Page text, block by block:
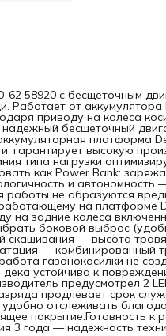
объемом
шума —
62 58920 с бесщеточным
Работает от
приводу на колеса
бесщеточный
платформа
гарантирует высокую
типа нагрузки
как Power Bank:
и автономность
работы не образуются
на платформе
на задние колеса
боковой выброс
— высота
— комбинированный
газонокосилки не
устойчива к
предусмотрел 2
продлевает срок
отслеживать
покрытие.Готовность
3 года — надежность